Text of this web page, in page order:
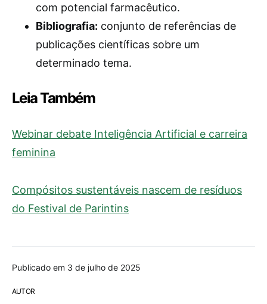
Publicado em 3 de julho de 2025
AUTOR
com potencial farmacêutico.
Bibliografia: conjunto de referências de
publicações científicas sobre um
determinado tema.
Leia Também
Webinar debate Inteligência Artificial e carreira
feminina
Compósitos sustentáveis nascem de resíduos
do Festival de Parintins